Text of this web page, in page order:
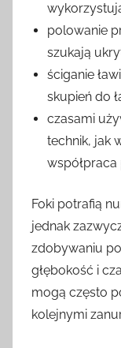
polowanie
szukają
ściganie
skupień do
czasami
technik, jak
współpraca
Foki potrafią
jednak
zdobywaniu
głębokość i
mogą często
kolejnymi